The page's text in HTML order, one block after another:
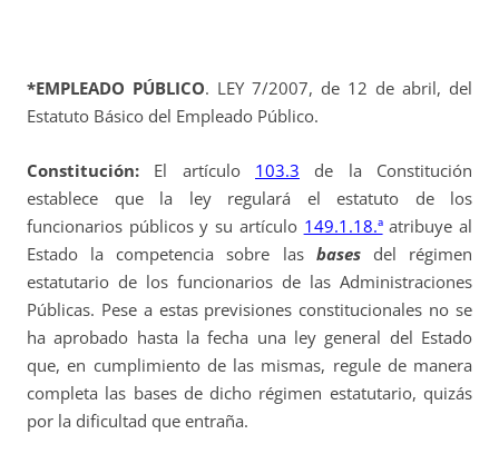
*EMPLEADO PÚBLICO. LEY 7/2007, de 12 de abril, del
Estatuto Básico del Empleado Público.
Constitución: El artículo 103.3 de la Constitución
establece que la ley regulará el estatuto de los
funcionarios públicos y su artículo 149.1.18.ªatribuye al
Estado la competencia sobre las basesdel régimen
estatutario de los funcionarios de las Administraciones
Públicas. Pese a estas previsiones constitucionales no se
ha aprobado hasta la fecha una ley general del Estado
que, en cumplimiento de las mismas, regule de manera
completa las bases de dicho régimen estatutario, quizás
por la dificultad que entraña.